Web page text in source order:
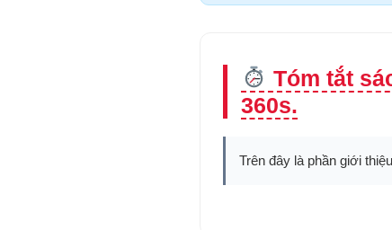
Tóm tắt
360s.
Trên đây là phần giới